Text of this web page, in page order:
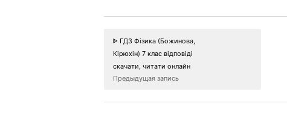
ᐈ ГДЗ Фізика (Божинова,
Кірюхін) 7 клас відповіді
скачати, читати онлайн
Предыдущая запись